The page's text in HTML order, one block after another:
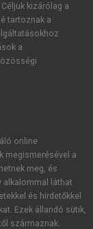
kizárólag a
tartoznak a
a
online
megismerésével a
meg, és
alkalommal láthat
és hirdetőkkel
Ezek állandó sütik,
származnak.